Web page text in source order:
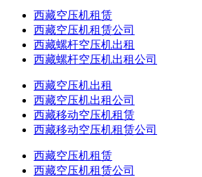
西藏空压机租赁
西藏空压机租赁公司
西藏螺杆空压机出租
西藏螺杆空压机出租公司
西藏空压机出租
西藏空压机出租公司
西藏移动空压机租赁
西藏移动空压机租赁公司
西藏空压机租赁
西藏空压机租赁公司